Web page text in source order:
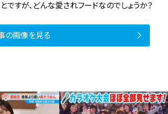
すが、どんな愛されフードなのでしょうか？
の画像を見る